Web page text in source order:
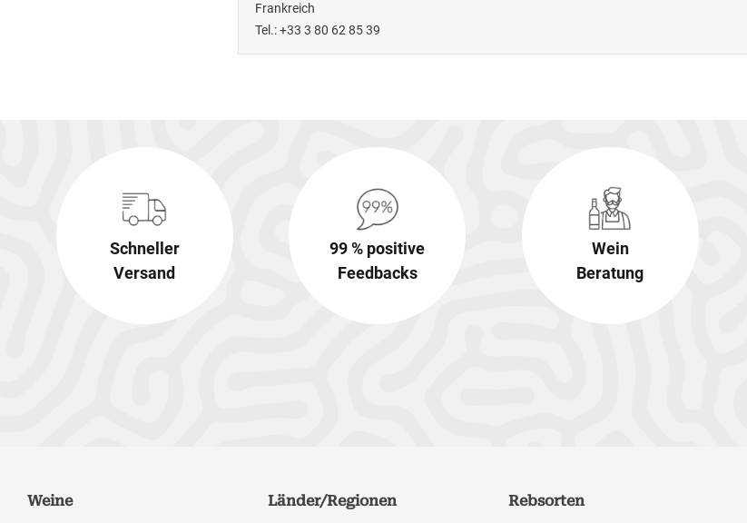
Frankreich
Tel.: +33 3 80 62 85 39
Schneller
Versand
99 % positive
Feedbacks
Wein
Beratung
Weine
Länder/Regionen
Rebsorten